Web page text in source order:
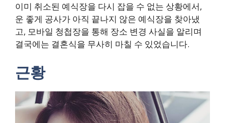
이미 취소된 예식장을 다시 잡을 수 없는 상황에서,
운 좋게 공사가 아직 끝나지 않은 예식장을 찾아냈
고, 모바일 청첩장을 통해 장소 변경 사실을 알리며
결국에는 결혼식을 무사히 마칠 수 있었습니다.
근황